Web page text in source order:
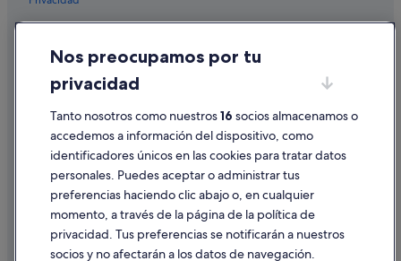
Condiciones de uso
Información legal/contacto
Pautas sobre el contenido y cómo denunciar contenido
Ayuda
Cancelar un vuelo
Cancelar una reserva de hotel o de un alquiler vacacional
Nos preocupamos por tu
privacidad
Tanto nosotros como nuestros16 socios almacenamos o
accedemos a información del dispositivo, como
identificadores únicos en las cookies para tratar datos
personales. Puedes aceptar o administrar tus
preferencias haciendo clic abajo o, en cualquier
momento, a través de la página de la política de
privacidad. Tus preferencias se notificarán a nuestros
socios y no afectarán a los datos de navegación.